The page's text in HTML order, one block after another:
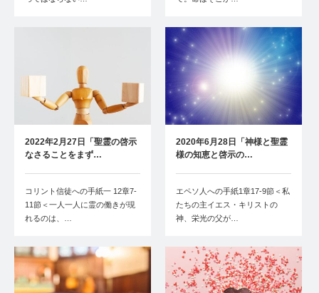
2022年2月27日「聖霊の啓示
なさることをまず…
コリント信徒への手紙一 12章7-
11節＜一人一人に霊の働きが現
れるのは、…
2020年6月28日「神様と聖霊
様の知恵と啓示の…
エペソ人への手紙1章17-9節＜私
たちの主イエス・キリストの
神、栄光の父が…